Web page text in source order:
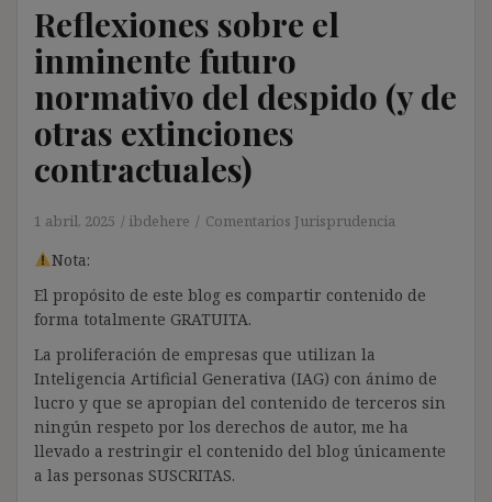
Reflexiones sobre el
inminente futuro
normativo del despido (y de
otras extinciones
contractuales)
1 abril, 2025 ibdehere Comentarios Jurisprudencia
Nota:
El propósito de este blog es compartir contenido de
forma totalmente GRATUITA.
La proliferación de empresas que utilizan la
Inteligencia Artificial Generativa (IAG) con ánimo de
lucro y que se apropian del contenido de terceros sin
ningún respeto por los derechos de autor, me ha
llevado a restringir el contenido del blog únicamente
a las personas SUSCRITAS.